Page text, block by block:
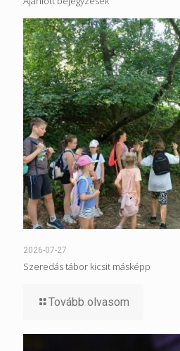
2026-07-27
Szeredás tábor kicsit másképp
Tovább olvasom